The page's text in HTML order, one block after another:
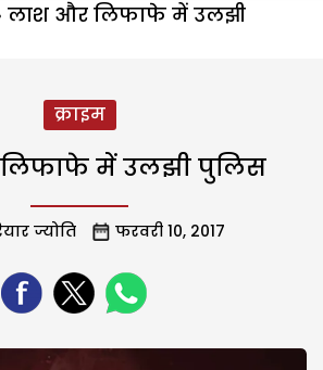
लाश और लिफाफे में उलझी
क्राइम
में उलझी पुलिस
ज्योति फरवरी 10, 2017